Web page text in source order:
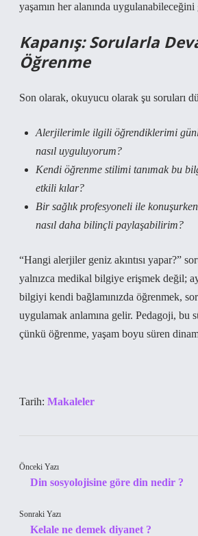
yaşamın her alanında uygulanabileceğini
Kapanış: Sorularla
Öğrenme
Son olarak, okuyucu olarak şu soruları
Alerjilerimle ilgili öğrendiklerimi
nasıl uyguluyorum?
Kendi öğrenme stilimi tanımak bu
etkili kılar?
Bir sağlık profesyoneli ile
nasıl daha bilinçli paylaşabilirim?
“Hangi alerjiler geniz akıntısı yapar?”
yalnızca medikal bilgiye erişmek değil;
bilgiyi kendi bağlamınızda öğrenmek,
uygulamak anlamına gelir. Pedagoji, bu
çünkü öğrenme, yaşam boyu süren
Tarih: Makaleler
Önceki Yazı
Din sosyolojisine göre din nedir ?
Sonraki Yazı
Kelale ne demek diyanet ?